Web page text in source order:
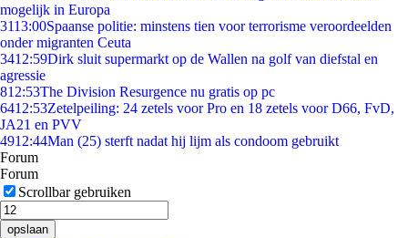
mogelijk in Europa
3113:00Spaanse politie: minstens tien voor terrorisme veroordeelden
onder migranten Ceuta
3412:59Dirk sluit supermarkt op de Wallen na golf van diefstal en
agressie
812:53The Division Resurgence nu gratis op pc
6412:53Zetelpeiling: 24 zetels voor Pro en 18 zetels voor D66, FvD,
JA21 en PVV
4912:44Man (25) sterft nadat hij lijm als condoom gebruikt
Forum
Forum
Scrollbar gebruiken
opslaan